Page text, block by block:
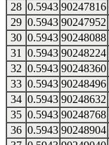
28 0.5943 90247816
29 0.5943 90247952
30 0.5943 90248088
31
0.5943 90248224
32 0.5943 90248360
33 0.5943 90248496
34 0.5943 90248632
35 0.5943 90248768
36 0.5943 90248904